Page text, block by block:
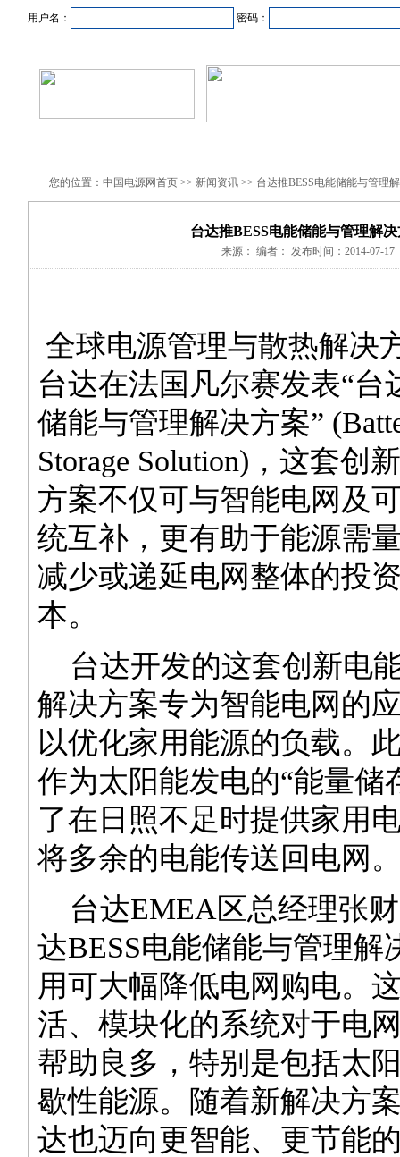
用户名： 密码：
您的位置：中国电源网首页 >> 新闻资讯 >> 台达推BESS电能储能与管理
台达推BESS电能储能与管理解
来源： 编者： 发布时间：2014-07-17
全球电源管理与散热解决
台达在法国凡尔赛发表“台
储能与管理解决方案”
Storage Solution)，这套创
方案不仅可与智能电网及
统互补，更有助于能源需
减少或递延电网整体的投
本。
台达开发的这套创新电
解决方案专为智能电网的
以优化家用能源的负载。
作为太阳能发电的“能量储
了在日照不足时提供家用
将多余的电能传送回电网
台达EMEA区总经理张
达BESS电能储能与管理解
用可大幅降低电网购电。
活、模块化的系统对于电
帮助良多，特别是包括太
歇性能源。随着新解决方
达也迈向更智能、更节能